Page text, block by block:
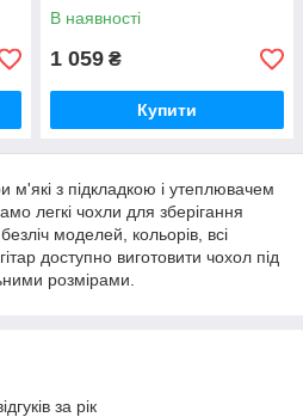
В наявності
1 059 ₴
Купити
м'які з підкладкою і утеплювачем
легкі чохли для зберігання
моделей, кольорів, всі
доступно виготовити чохол під
розмірами.
за рік